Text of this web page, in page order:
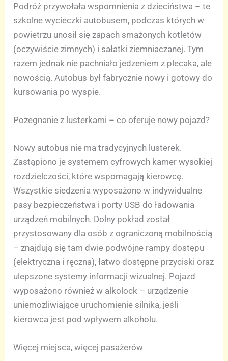
Podróż przywołała wspomnienia z dzieciństwa – te
szkolne wycieczki autobusem, podczas których w
powietrzu unosił się zapach smażonych kotletów
(oczywiście zimnych) i sałatki ziemniaczanej. Tym
razem jednak nie pachniało jedzeniem z plecaka, ale
nowością. Autobus był fabrycznie nowy i gotowy do
kursowania po wyspie.
Pożegnanie z lusterkami – co oferuje nowy pojazd?
Nowy autobus nie ma tradycyjnych lusterek.
Zastąpiono je systemem cyfrowych kamer wysokiej
rozdzielczości, które wspomagają kierowcę.
Wszystkie siedzenia wyposażono w indywidualne
pasy bezpieczeństwa i porty USB do ładowania
urządzeń mobilnych. Dolny pokład został
przystosowany dla osób z ograniczoną mobilnością
– znajdują się tam dwie podwójne rampy dostępu
(elektryczna i ręczna), łatwo dostępne przyciski oraz
ulepszone systemy informacji wizualnej. Pojazd
wyposażono również w alkolock – urządzenie
uniemożliwiające uruchomienie silnika, jeśli
kierowca jest pod wpływem alkoholu.
Więcej miejsca, więcej pasażerów